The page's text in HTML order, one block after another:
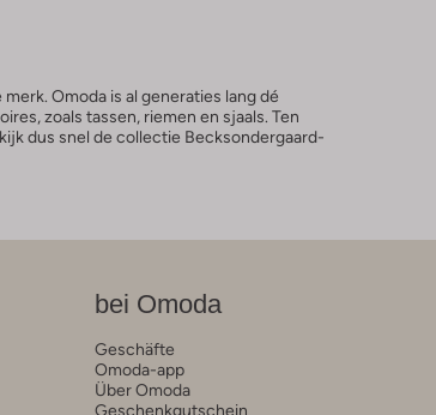
Omoda is al generaties lang dé
zoals tassen, riemen en sjaals. Ten
dus snel de collectie Becksondergaard-
bei Omoda
Geschäfte
Omoda-app
Über Omoda
Geschenkgutschein